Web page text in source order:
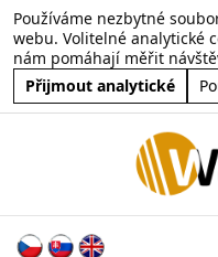
Používáme nezbytné
webu. Volitelné analytické
nám pomáhají měřit
Přijmout analytické